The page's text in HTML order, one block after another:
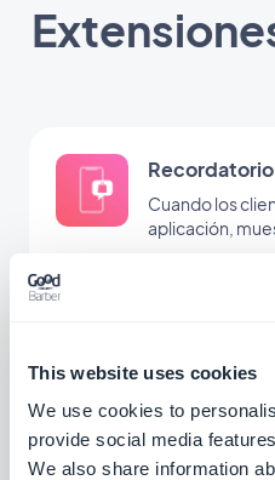
This website uses cookies
We use cookies to
provide social media
We also share information
Cuando los
aplicación,
Facebook
Vende tus
Facebook
Gratis